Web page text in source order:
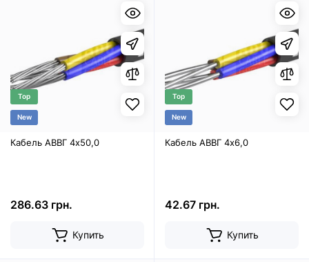
Top
New
Кабель АВВГ 4х50,0
286.63 грн.
Купить
Top
New
Кабель АВВГ 4х6,0
42.67 грн.
Купить